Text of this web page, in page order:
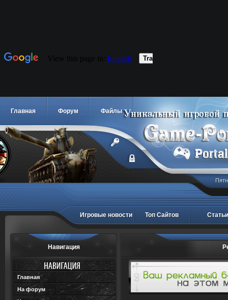
Главная Форум Файлы
Игровые новости Топ Сайтов Статьи
Навигация
Главная
На форум